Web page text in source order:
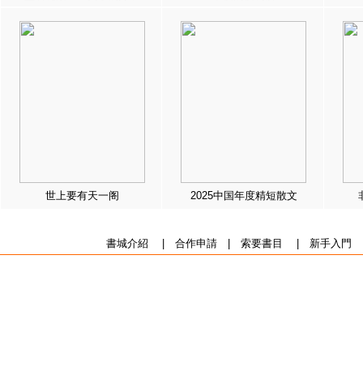
世上要有天一阁 2025中国年度精短散文
書城介紹 合作申請| 索要書目 新手入門